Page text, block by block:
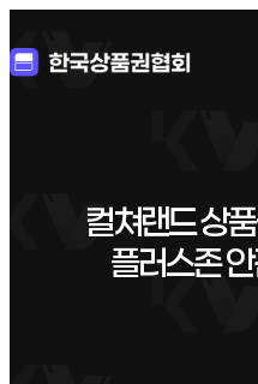
컬쳐랜드 상
플러스존